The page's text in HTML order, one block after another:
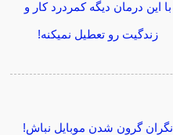
با این درمان دیگه کمردرد کار و
زندگیت رو تعطیل نمیکنه!
نگران گرون شدن موبایل نباش!